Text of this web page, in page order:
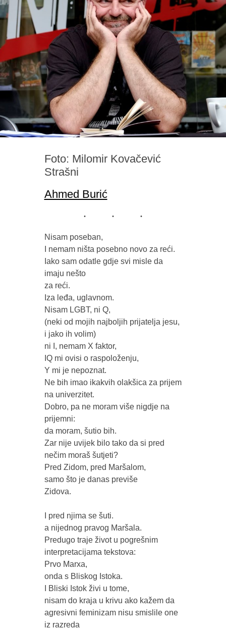
Foto: Milomir Kovačević
Strašni
Ahmed Burić
Nisam poseban,
I nemam ništa posebno novo za reći.
Iako sam odatle gdje svi misle da
imaju nešto
za reći.
Iza leđa, uglavnom.
Nisam LGBT, ni Q,
(neki od mojih najboljih prijatelja jesu,
i jako ih volim)
ni I, nemam X faktor,
IQ mi ovisi o raspoloženju,
Y mi je nepoznat.
Ne bih imao ikakvih olakšica za prijem
na univerzitet.
Dobro, pa ne moram više nigdje na
prijemni:
da moram, šutio bih.
Zar nije uvijek bilo tako da si pred
nečim moraš šutjeti?
Pred Zidom, pred Maršalom,
samo što je danas previše
Zidova.
I pred njima se šuti.
a nijednog pravog Maršala.
Predugo traje život u pogrešnim
interpretacijama tekstova:
Prvo Marxa,
onda s Bliskog Istoka.
I Bliski Istok živi u tome,
nisam do kraja u krivu ako kažem da
agresivni feminizam nisu smislile one
iz razreda